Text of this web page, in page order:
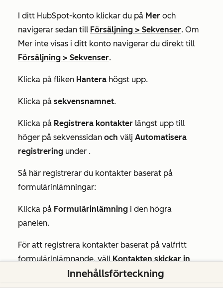
I ditt HubSpot-konto klickar du på Mer och
navigerar sedan till Försäljning > Sekvenser. Om
Mer inte visas i ditt konto navigerar du direkt till
Försäljning > Sekvenser.
Klicka på fliken Hantera högst upp.
Klicka på sekvensnamnet.
Klicka på Registrera kontakter längst upp till
höger på sekvenssidan och välj Automatisera
registrering under .
Så här registrerar du kontakter baserat på
formulärinlämningar:
Klicka på Formulärinlämning i den högra
panelen.
För att registrera kontakter baserat på valfritt
formulärinlämnande, välj Kontakten skickar in
valfritt formulär.
Innehållsförteckning